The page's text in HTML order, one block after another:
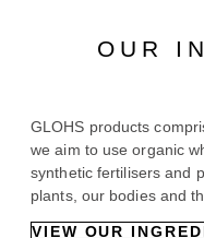
OUR
GLOHS products
we aim to use organic
synthetic fertilisers and
plants, our bodies and
VIEW OUR